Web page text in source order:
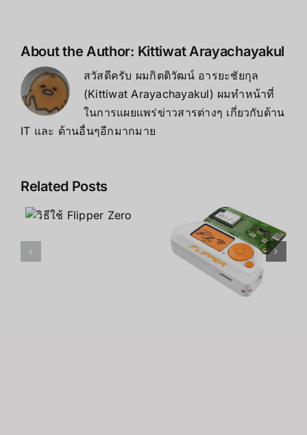
About the Author: Kittiwat Arayachayakul
สวัสดีครับ ผมกิตติวัฒน์ อารยะชัยกุล
(Kittiwat Arayachayakul) ผมทำหน้าที่
ในการแผยแพร่ข่าวสารต่างๆ เกี่ยวกับด้าน
IT และ ด้านอื่นๆอีกมากมาย
Related Posts
Flipper
Zero คือ
อะไร